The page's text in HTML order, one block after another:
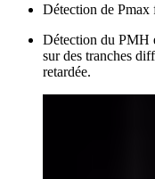
Détection de Pmax
Détection du PMH
sur des tranches
retardée.